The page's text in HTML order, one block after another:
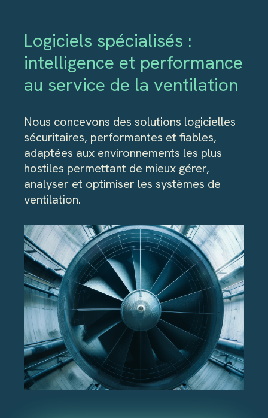
Logiciels spécialisés :
intelligence et performance
au service de la ventilation
Nous concevons des solutions logicielles
sécuritaires, performantes et fiables,
adaptées aux environnements les plus
hostiles permettant de mieux gérer,
analyser et optimiser les systèmes de
ventilation.